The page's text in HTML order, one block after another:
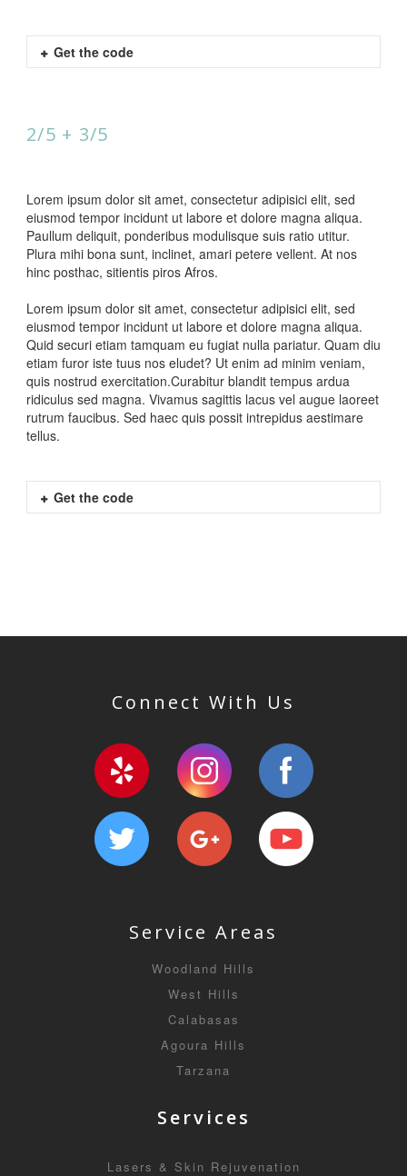
Get the code
2/5 + 3/5
Lorem ipsum dolor sit amet, consectetur adipisici elit, sed
eiusmod tempor incidunt ut labore et dolore magna aliqua.
Paullum deliquit, ponderibus modulisque suis ratio utitur.
Plura mihi bona sunt, inclinet, amari petere vellent. At nos
hinc posthac, sitientis piros Afros.
Lorem ipsum dolor sit amet, consectetur adipisici elit, sed
eiusmod tempor incidunt ut labore et dolore magna aliqua.
Quid securi etiam tamquam eu fugiat nulla pariatur. Quam diu
etiam furor iste tuus nos eludet? Ut enim ad minim veniam,
quis nostrud exercitation.Curabitur blandit tempus ardua
ridiculus sed magna. Vivamus sagittis lacus vel augue laoreet
rutrum faucibus. Sed haec quis possit intrepidus aestimare
tellus.
Get the code
Connect With Us
Service Areas
Woodland Hills
West Hills
Calabasas
Agoura Hills
Tarzana
Services
Lasers & Skin Rejuvenation